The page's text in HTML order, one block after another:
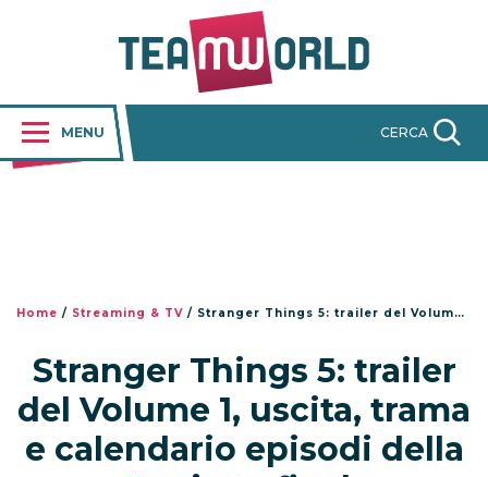
MENU CERCA
Home / Streaming & TV / Stranger Things 5: trailer del Volume 1, uscita, trama e calendario episodi della stagione finale
Stranger Things 5: trailer
del Volume 1, uscita, trama
e calendario episodi della